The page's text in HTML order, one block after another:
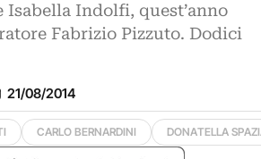
Isabella Indolfi, quest’anno
Fabrizio Pizzuto. Dodici
21/08/2014
CARLO BERNARDINI DONATELLA